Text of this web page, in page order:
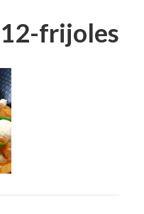
frijoles